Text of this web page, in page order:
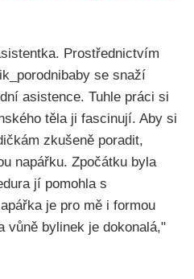
Prostřednictvím
se snaží
asistence. Tuhle práci si
těla ji fascinují. Aby si
zkušeně poradit,
napářku. Zpočátku byla
jí pomohla s
je pro mě i formou
vůně bylinek je dokonalá,"